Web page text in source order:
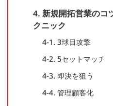
4. 新規開拓営業のコ
クニック
4-1. 3球目攻撃
4-2. 5セットマッチ
4-3. 即決を狙う
4-4. 管理顧客化